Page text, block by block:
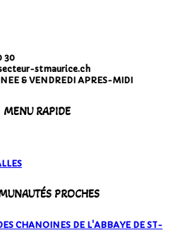
30
stmaurice.ch
& VENDREDI APRES-MIDI
MENU RAPIDE
PROCHES
CHANOINES DE L'ABBAYE DE ST-